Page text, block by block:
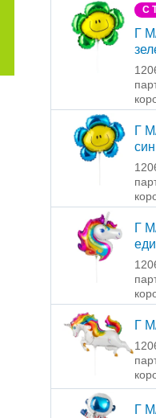
С
Г
Г
Г
Г
Г